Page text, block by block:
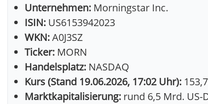
Unternehmen: Morningstar Inc.
ISIN: US6153942023
WKN:A0J3SZ
Ticker: MORN
Handelsplatz: NASDAQ
Kurs (Stand 19.06.2026, 17:02 Uhr):
Marktkapitalisierung: rund 6,5 Mrd. US-